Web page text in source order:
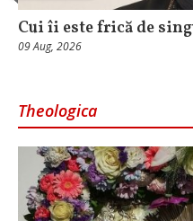
Cui îi este frică de
09 Aug, 2026
Theologica